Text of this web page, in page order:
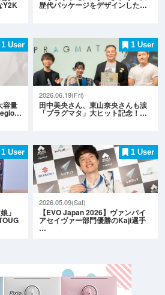
Y2K 歴代パッケージをデザインした…
1 User
容量
1 User
2026.06.19(Fri)
田中美央さん、東山奈央さんも涙
「プラグマタ」大ヒット記念！…
1 User
」
1 User
2026.05.09(Sat)
【EVO Japan 2026】ヴァンパイ
アセイヴァー部門優勝のKaji選手
…